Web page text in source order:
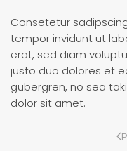
Consetetur
tempor invidunt ut
erat, sed diam
justo duo dolores et
gubergren, no sea
dolor sit amet.